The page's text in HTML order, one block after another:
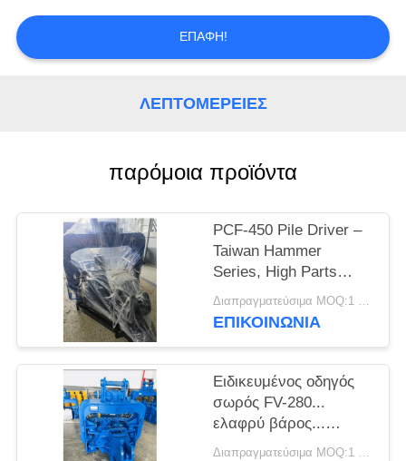
ΕΙΔΉΣΕΙΣ
ΠΕΡΙΠΤΏΣΕΙΣ
ΖΗΤΉΣΤΕ
ΑΠΌΣΠΑΣΜΑ
SITEMAP
PRIVACY
POLICY
ΕΠΑΦΉ!
ΛΕΠΤΟΜΈΡΕΙΕΣ
παρόμοια προϊόντα
PCF-450 Pile Driver –
Taiwan Hammer
Series, High Parts
Enchangeability & 535
kN Force
Διαπραγματεύσιμα MOQ:1 σετ
ΕΠΙΚΟΙΝΩΝΙΑ
Ειδικευμένος οδηγός
σωρός FV-280...
ελαφρύ βάρος...
ισχυρές δονήσεις.
Διαπραγματεύσιμα MOQ:1 SET